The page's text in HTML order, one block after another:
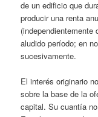
de un edificio que
producir una renta
(independientemente
aludido período; en
sucesivamente.
El interés originario
sobre la base de la
capital. Su cuantía